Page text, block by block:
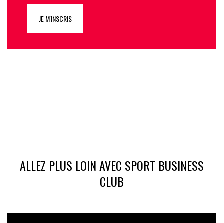
JE M'INSCRIS
ALLEZ PLUS LOIN AVEC SPORT BUSINESS
CLUB